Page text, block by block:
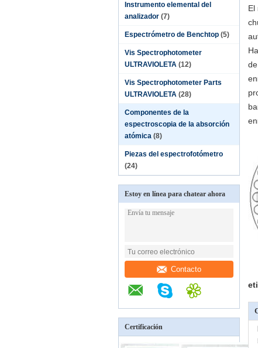
Instrumento elemental del
analizador (7)
Espectrómetro de Benchtop (5)
Vis Spectrophotometer
ULTRAVIOLETA (12)
Vis Spectrophotometer Parts
ULTRAVIOLETA (28)
Componentes de la
espectroscopia de la absorción
atómica (8)
Piezas del espectrofotómetro
(24)
Estoy en línea para chatear ahora
Contacto
Certificación
El